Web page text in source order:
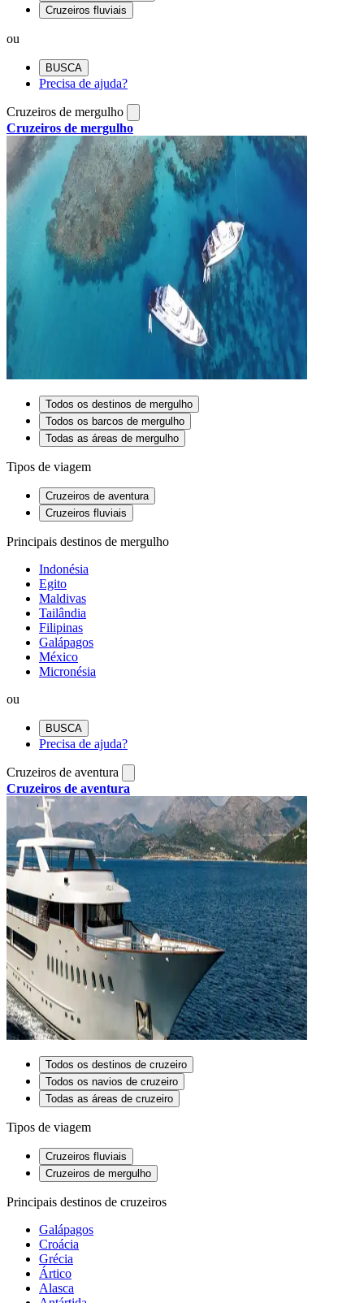
Cruzeiros fluviais
ou
BUSCA
Precisa de ajuda?
Cruzeiros de mergulho
Cruzeiros de mergulho
Todos os destinos de mergulho
Todos os barcos de mergulho
Todas as áreas de mergulho
Tipos de viagem
Cruzeiros de aventura
Cruzeiros fluviais
Principais destinos de mergulho
Indonésia
Egito
Maldivas
Tailândia
Filipinas
Galápagos
México
Micronésia
ou
BUSCA
Precisa de ajuda?
Cruzeiros de aventura
Cruzeiros de aventura
Todos os destinos de cruzeiro
Todos os navios de cruzeiro
Todas as áreas de cruzeiro
Tipos de viagem
Cruzeiros fluviais
Cruzeiros de mergulho
Principais destinos de cruzeiros
Galápagos
Croácia
Grécia
Ártico
Alasca